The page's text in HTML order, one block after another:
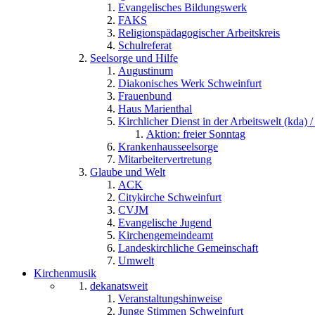
Evangelisches Bildungswerk
FAKS
Religionspädagogischer Arbeitskreis
Schulreferat
Seelsorge und Hilfe
Augustinum
Diakonisches Werk Schweinfurt
Frauenbund
Haus Marienthal
Kirchlicher Dienst in der Arbeitswelt (kda) /
Aktion: freier Sonntag
Krankenhausseelsorge
Mitarbeitervertretung
Glaube und Welt
ACK
Citykirche Schweinfurt
CVJM
Evangelische Jugend
Kirchengemeindeamt
Landeskirchliche Gemeinschaft
Umwelt
Kirchenmusik
dekanatsweit
Veranstaltungshinweise
Junge Stimmen Schweinfurt